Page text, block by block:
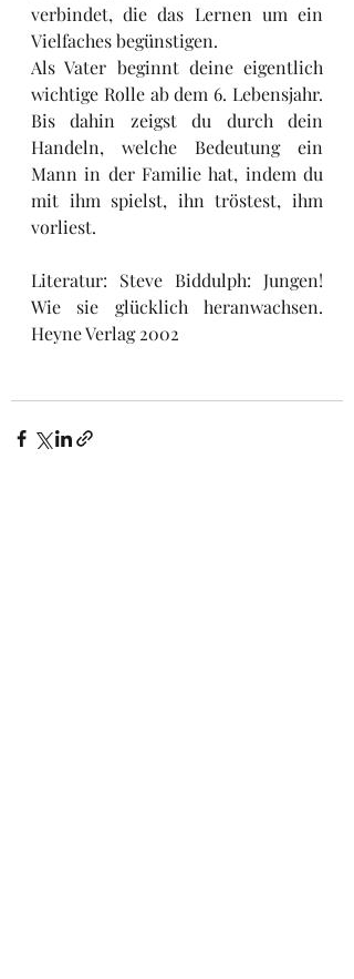
verbindet, die das Lernen um ein
Vielfaches begünstigen.
Als Vater beginnt deine eigentlich
wichtige Rolle ab dem 6. Lebensjahr.
Bis dahin zeigst du durch dein
Handeln, welche Bedeutung ein
Mann in der Familie hat, indem du
mit ihm spielst, ihn tröstest, ihm
vorliest.
Literatur: Steve Biddulph: Jungen!
Wie sie glücklich heranwachsen.
Heyne Verlag 2002